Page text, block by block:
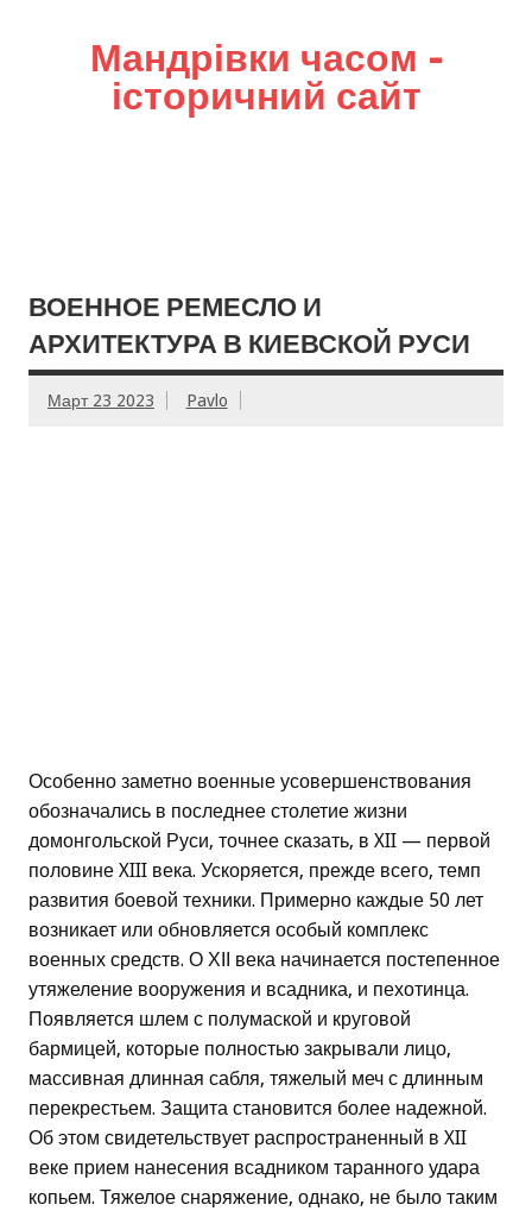
Мандрівки часом –
історичний сайт
ВОЕННОЕ РЕМЕСЛО И
АРХИТЕКТУРА В КИЕВСКОЙ РУСИ
Март 23 2023 Pavlo
Особенно заметно военные усовершенствования
обозначались в последнее столетие жизни
домонгольской Руси, точнее сказать, в XII — первой
половине XIII века. Ускоряется, прежде всего, темп
развития боевой техники. Примерно каждые 50 лет
возникает или обновляется особый комплекс
военных средств. О ХІІ века начинается постепенное
утяжеление вооружения и всадника, и пехотинца.
Появляется шлем с полумаской и круговой
бармицей, которые полностью закрывали лицо,
массивная длинная сабля, тяжелый меч с длинным
перекрестьем. Защита становится более надежной.
Об этом свидетельствует распространенный в XII
веке прием нанесения всадником таранного удара
копьем. Тяжелое снаряжение, однако, не было таким